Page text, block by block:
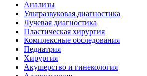
Анализы
Ультразвуковая диагностика
Лучевая диагностика
Пластическая хирургия
Комплексные обследования
Педиатрия
Хирургия
Акушерство и гинекология